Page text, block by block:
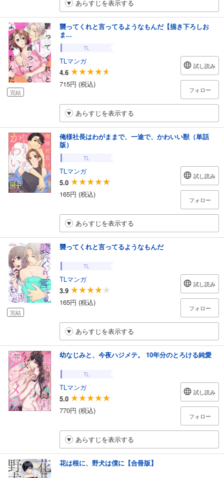
あらすじを表示する
完結
襲ってくれと言ってるようなもんだ【描き下ろしお
ま...
TL
TLマンガ
4.6
715円 (税込)
試し読み
フォロー
あらすじを表示する
俺様社長はわがままで、一途で、かわいい獣（単話
版）
TL
TLマンガ
5.0
165円 (税込)
試し読み
フォロー
あらすじを表示する
完結
襲ってくれと言ってるようなもんだ
TL
TLマンガ
3.9
165円 (税込)
試し読み
フォロー
あらすじを表示する
幼なじみと、今夜ハジメテ。 10年分のとろける純愛
TL
TLマンガ
5.0
770円 (税込)
試し読み
フォロー
あらすじを表示する
花は根に、野犬は僕に【合冊版】